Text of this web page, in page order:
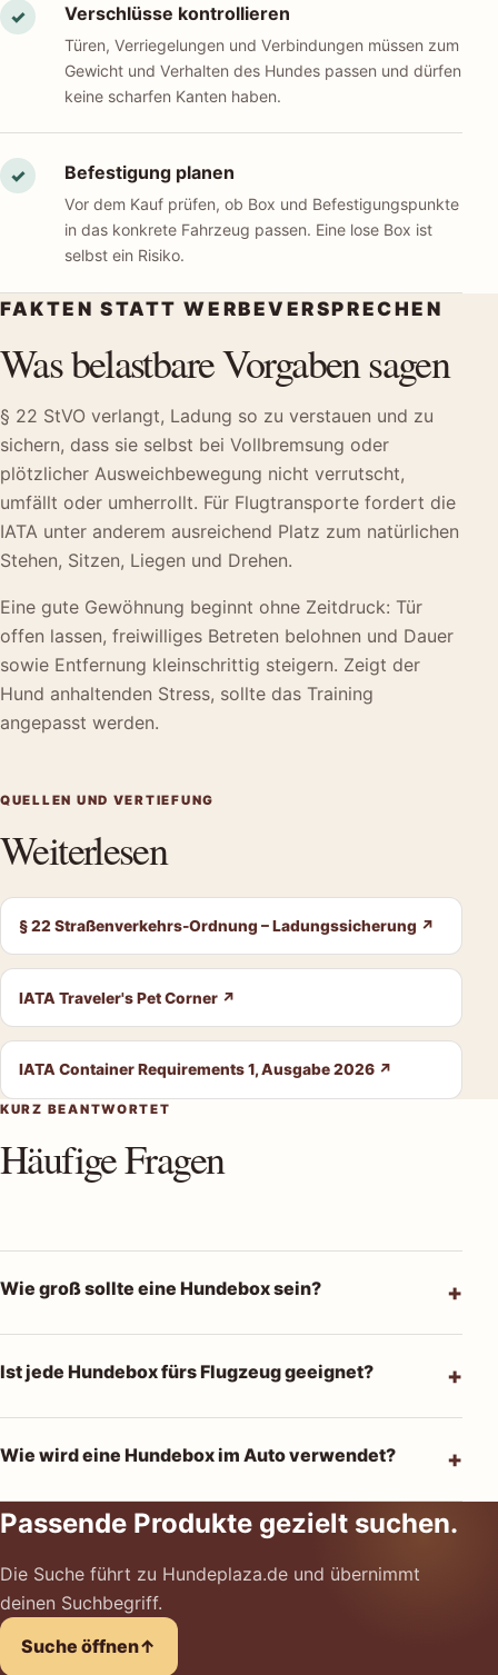
✓ Verschlüsse kontrollieren
Türen, Verriegelungen und Verbindungen müssen zum
Gewicht und Verhalten des Hundes passen und dürfen
keine scharfen Kanten haben.
✓ Befestigung planen
Vor dem Kauf prüfen, ob Box und Befestigungspunkte
in das konkrete Fahrzeug passen. Eine lose Box ist
selbst ein Risiko.
FAKTEN STATT WERBEVERSPRECHEN
Was belastbare Vorgaben sagen
§ 22 StVO verlangt, Ladung so zu verstauen und zu
sichern, dass sie selbst bei Vollbremsung oder
plötzlicher Ausweichbewegung nicht verrutscht,
umfällt oder umherrollt. Für Flugtransporte fordert die
IATA unter anderem ausreichend Platz zum natürlichen
Stehen, Sitzen, Liegen und Drehen.
Eine gute Gewöhnung beginnt ohne Zeitdruck: Tür
offen lassen, freiwilliges Betreten belohnen und Dauer
sowie Entfernung kleinschrittig steigern. Zeigt der
Hund anhaltenden Stress, sollte das Training
angepasst werden.
QUELLEN UND VERTIEFUNG
Weiterlesen
§ 22 Straßenverkehrs-Ordnung – Ladungssicherung ↗
IATA Traveler's Pet Corner ↗
IATA Container Requirements 1, Ausgabe 2026 ↗
KURZ BEANTWORTET
Häufige Fragen
Wie groß sollte eine Hundebox sein?
Ist jede Hundebox fürs Flugzeug geeignet?
Wie wird eine Hundebox im Auto verwendet?
Passende Produkte gezielt suchen.
Die Suche führt zu Hundeplaza.de und übernimmt
deinen Suchbegriff.
Suche öffnen↑